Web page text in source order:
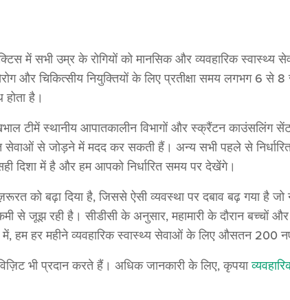
में सभी उम्र के रोगियों को मानसिक और व्यवहारिक स्वास्थ्य
और चिकित्सीय नियुक्तियों के लिए प्रतीक्षा समय लगभग 6 से
है।
टीमें स्थानीय आपातकालीन विभागों और स्क्रैंटन काउंसलिंग
से जोड़ने में मदद कर सकती हैं। अन्य सभी पहले से निर्धारित
दिशा में है और हम आपको निर्धारित समय पर देखेंगे।
को बढ़ा दिया है, जिससे ऐसी व्यवस्था पर दबाव बढ़ गया है जो
से जूझ रही है। सीडीसी के अनुसार, महामारी के दौरान बच्चों
में, हम हर महीने व्यवहारिक स्वास्थ्य सेवाओं के लिए औसतन 200
भी प्रदान करते हैं। अधिक जानकारी के लिए, कृपया